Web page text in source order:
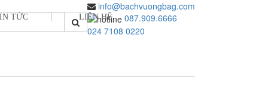
info@bachvuongbag.com
087.909.6666
024 7108 0220
TỨC LIÊN HỆ